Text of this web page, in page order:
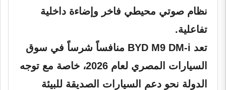
نظام صوتي محيطي فاخر وإضاءة داخلية
تفاعلية.
تعد BYD M9 DM-i منافساً شرساً في سوق
السيارات المصري لعام 2026، خاصة مع توجه
الدولة نحو دعم السيارات الصديقة للبيئة